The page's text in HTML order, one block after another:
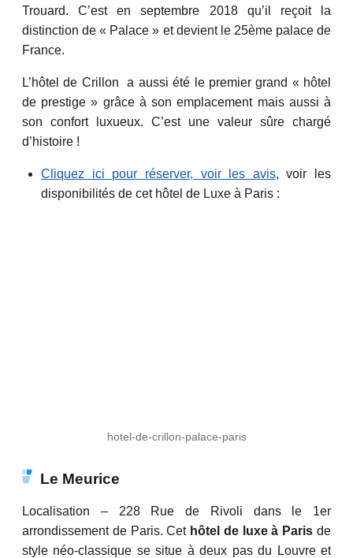
Trouard. C’est en septembre 2018 qu’il reçoit la
distinction de « Palace » et devient le 25ème palace de
France.
L’hôtel de Crillon a aussi été le premier grand « hôtel
de prestige » grâce à son emplacement mais aussi à
son confort luxueux. C’est une valeur sûre chargé
d’histoire !
Cliquez ici pour réserver, voir les avis, voir les
disponibilités de cet hôtel de Luxe à Paris :
hotel-de-crillon-palace-paris
Le Meurice
Localisation – 228 Rue de Rivoli dans le 1er
arrondissement de Paris. Cet hôtel de luxe à Paris de
style néo-classique se situe à deux pas du Louvre et